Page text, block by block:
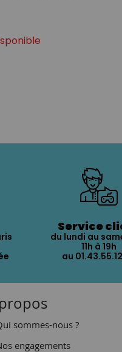
Service
du lundi au
11h à 19h
au
sommes-nous ?
engagements